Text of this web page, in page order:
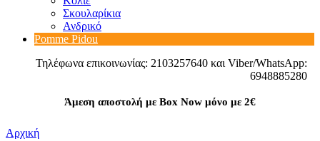
Σκουλαρίκια
Ανδρικό
Pomme Pidou
Τηλέφωνα επικοινωνίας: 2103257640 και Viber/WhatsApp:
6948885280
Άμεση αποστολή με Box Now μόνο με 2€
Αρχική